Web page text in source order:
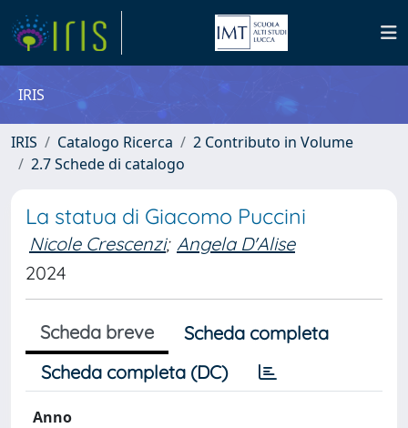
IRIS
IRIS Catalogo Ricerca
2 Contributo in Volume
2.7 Schede di catalogo
La statua di Giacomo Puccini
Nicole Crescenzi; Angela D'Alise
2024
Scheda breve
Scheda completa
Scheda completa (DC)
Anno